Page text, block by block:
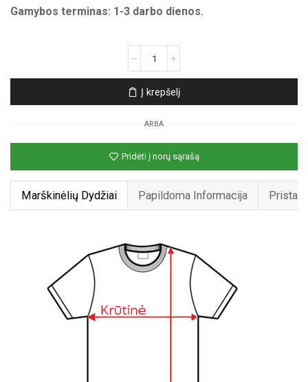
Gamybos terminas: 1-3 darbo dienos.
Unisex
marškinėliai
spauda
„Bananai,
futbolo
gerbėjai“
Į krepšelį
ARBA
Pridėti į norų sąrašą
Marškinėlių Dydžiai Papildoma Informacija